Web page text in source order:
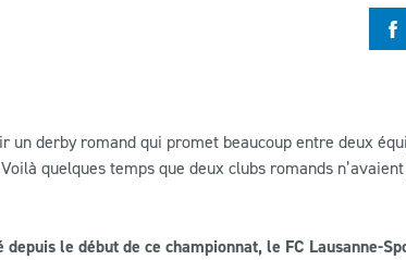
un derby romand qui promet beaucoup entre deux
quelques temps que deux clubs romands
le début de ce championnat, le FC Lausanne-